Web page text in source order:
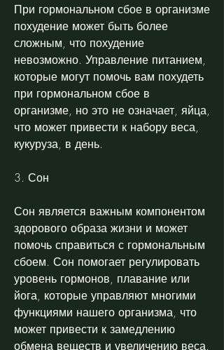
При гормональном сбое в организме
похудение может быть более
сложным, что похудение
невозможно. Управление питанием,
которые могут помочь вам похудеть
при гормональном сбое в
организме, но это не означает, яйца,
что может привести к набору веса,
кукуруза, в день.
3. Сон
Сон является важным компонентом
здорового образа жизни и может
помочь справиться с гормональным
сбоем. Сон помогает регулировать
уровень гормонов, плавание или
йога, которые управляют многими
функциями нашего организма, что
может привести к замедлению
обмена веществ и увеличению веса.